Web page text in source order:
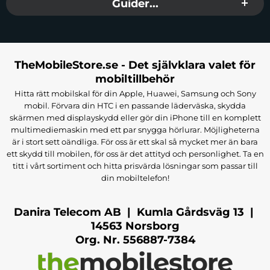
Guider...
TheMobileStore.se - Det självklara valet för
mobiltillbehör
Hitta rätt mobilskal för din Apple, Huawei, Samsung och Sony
mobil. Förvara din HTC i en passande läderväska, skydda
skärmen med displayskydd eller gör din iPhone till en komplett
multimediemaskin med ett par snygga hörlurar. Möjligheterna
är i stort sett oändliga. För oss är ett skal så mycket mer än bara
ett skydd till mobilen, för oss är det attityd och personlighet. Ta en
titt i vårt sortiment och hitta prisvärda lösningar som passar till
din mobiltelefon!
Danira Telecom AB | Kumla Gårdsväg 13 |
14563 Norsborg
Org. Nr. 556887-7384